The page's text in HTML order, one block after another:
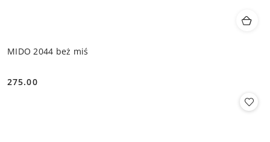
MIDO 2044 beż miś
Cena:
275.00